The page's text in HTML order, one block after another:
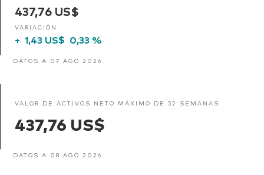
437,76 US$
VARIACIÓN
+ 1,43 US$ 0,33 %
DATOS A 07 AGO 2026
VALOR DE ACTIVOS NETO MÁXIMO DE 52 SEMANAS
437,76 US$
DATOS A 08 AGO 2026